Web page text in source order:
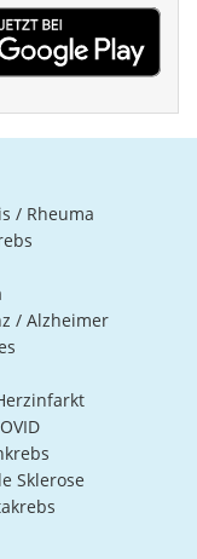
/ Rheuma
/ Alzheimer
Sklerose